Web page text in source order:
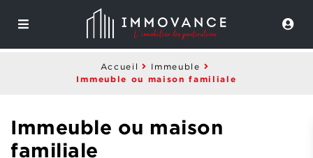
Accueil Immeuble
Immeuble ou maison familiale
Immeuble ou maison
familiale